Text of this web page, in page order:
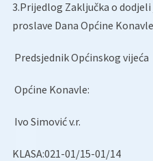
3.Prijedlog Zaključka o
proslave Dana Općine
Predsjednik Općinskog vijeća
Općine Konavle:
Ivo Simović v.r.
KLASA:021-01/15-01/14